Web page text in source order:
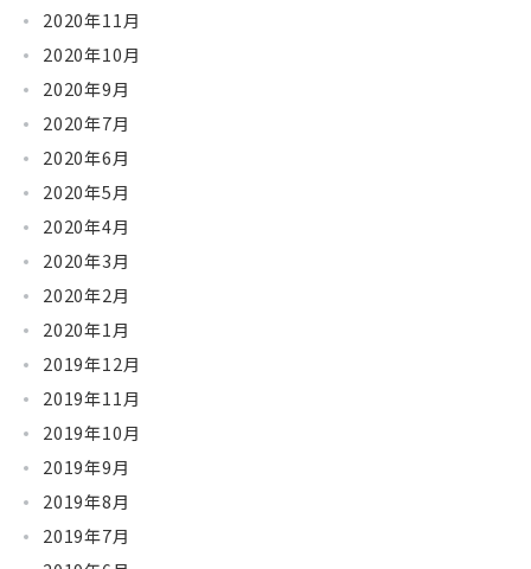
2020年11月
2020年10月
2020年9月
2020年7月
2020年6月
2020年5月
2020年4月
2020年3月
2020年2月
2020年1月
2019年12月
2019年11月
2019年10月
2019年9月
2019年8月
2019年7月